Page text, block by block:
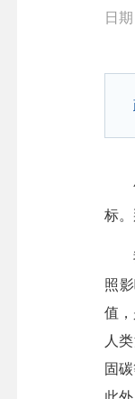
日
气
标
我
照
值
人
固